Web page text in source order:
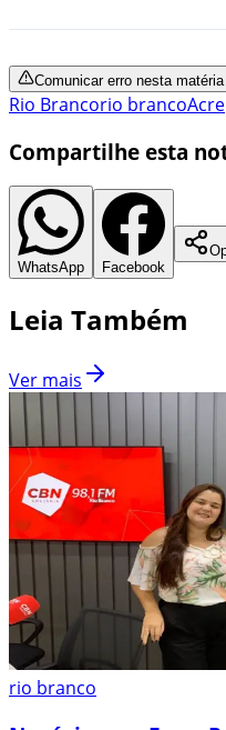
Comunicar erro nesta matéria
Rio Brancorio brancoAcre
Compartilhe esta
WhatsApp Facebook
Leia Também
Ver mais
rio branco